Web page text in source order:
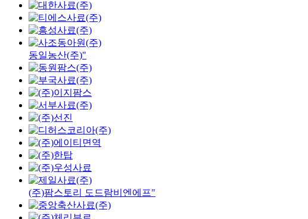
동일농산(주)"
(주)팜스토리 도드람비엔에프"